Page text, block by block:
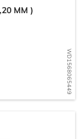
WD1568065449
MM )